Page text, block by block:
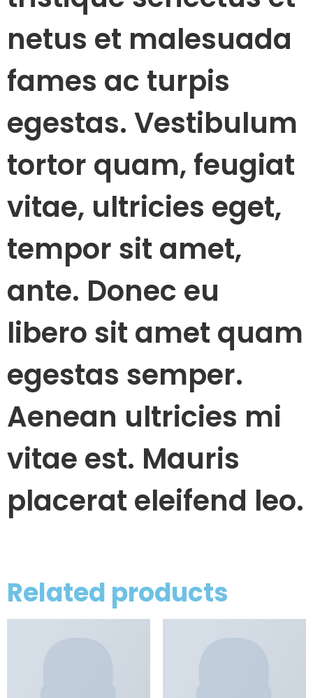
netus et malesuada
fames ac turpis
egestas. Vestibulum
tortor quam, feugiat
vitae, ultricies eget,
tempor sit amet,
ante. Donec eu
libero sit amet quam
egestas semper.
Aenean ultricies mi
vitae est. Mauris
placerat eleifend leo.
Related products